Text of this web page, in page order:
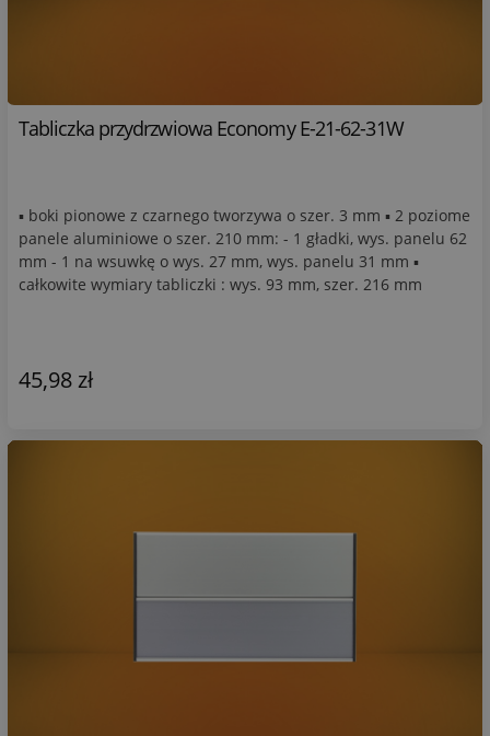
Tabliczka przydrzwiowa Economy E-21-62-31W
▪ boki pionowe z czarnego tworzywa o szer. 3 mm ▪ 2 poziome
panele aluminiowe o szer. 210 mm: - 1 gładki, wys. panelu 62
mm - 1 na wsuwkę o wys. 27 mm, wys. panelu 31 mm ▪
całkowite wymiary tabliczki : wys. 93 mm, szer. 216 mm
45,98 zł